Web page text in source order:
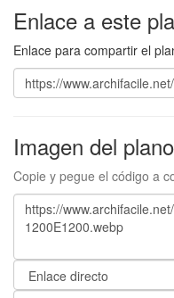
Enlace a este
Enlace para compartir el
Imagen del plano
Copie y pegue el código a